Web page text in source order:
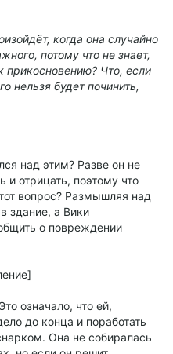
когда она случайно
потому что не знает,
Что, если
нельзя будет починить,
над этим? Разве он не
и отрицать, поэтому что
вопрос? Размышляя над
здание, а Вики
о повреждении
означало, что ей,
до конца и поработать
Она не собиралась